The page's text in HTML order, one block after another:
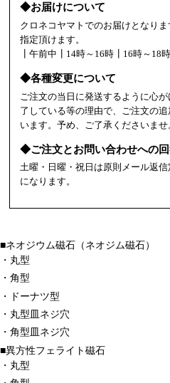
◆お届けについて
クロネコヤマトでのお届けとなり
指定頂けます。
┃午前中┃14時～16時┃16時～18
◆各種変更について
ご注文の当日に発送するように心
了している等の理由で、ご注文の
います。予め、ご了承くださいませ
◆ご注文とお問い合わせへの
土曜・日曜・祝日は原則メール返
になります。
■ネオジウム磁石（ネオジム磁石）
・丸型
・角型
・ドーナツ型
・丸型皿ネジ穴
・角型皿ネジ穴
■異方性フェライト磁石
・丸型